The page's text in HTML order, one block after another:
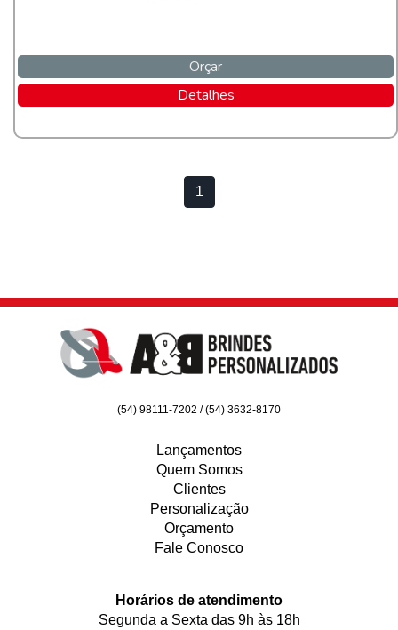
Orçar
Detalhes
1
(54) 98111-7202 / (54) 3632-8170
Lançamentos
Quem Somos
Clientes
Personalização
Orçamento
Fale Conosco
Horários de atendimento
Segunda a Sexta das 9h às 18h